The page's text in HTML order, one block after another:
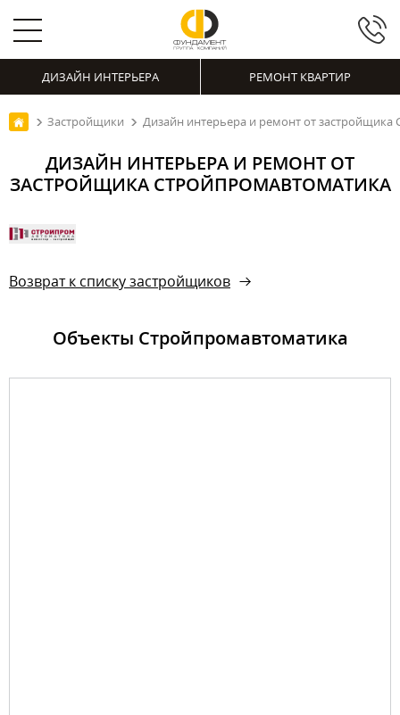
ДИЗАЙН ИНТЕРЬЕРА РЕМОНТ КВАРТИР
Застройщики Дизайн интерьера и ремонт от застройщика
ДИЗАЙН ИНТЕРЬЕРА И РЕМОНТ ОТ
ЗАСТРОЙЩИКА СТРОЙПРОМАВТОМАТИКА
Возврат к списку застройщиков
Объекты Стройпромавтоматика